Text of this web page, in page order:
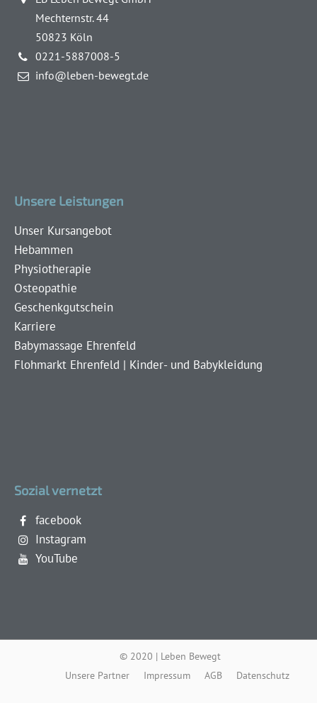
Mechternstr. 44
50823 Köln
0221-5887008-5
info@leben-bewegt.de
Unsere Leistungen
Unser Kursangebot
Hebammen
Physiotherapie
Osteopathie
Geschenkgutschein
Karriere
Babymassage Ehrenfeld
Flohmarkt Ehrenfeld | Kinder- und Babykleidung
Sozial vernetzt
facebook
Instagram
YouTube
© 2020 | Leben Bewegt
Unsere Partner
Impressum AGB Datenschutz